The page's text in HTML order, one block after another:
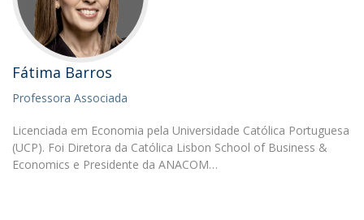
Fátima Barros
Professora Associada
Licenciada em Economia pela Universidade Católica Portuguesa
(UCP). Foi Diretora da Católica Lisbon School of Business &
Economics e Presidente da ANACOM…